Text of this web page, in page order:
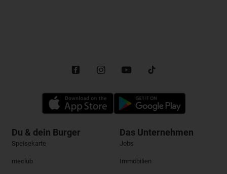
Du & dein Burger
Speisekarte
meclub
Das Unternehmen
Jobs
Immobilien